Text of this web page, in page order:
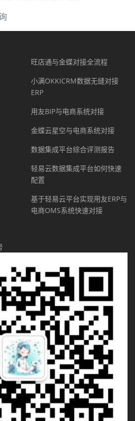
旺店通与金蝶对接全流程
小满OKKICRM数据无缝对接
ERP
用友BIP与电商系统对接
金蝶云星空与电商系统对接
数据集成平台综合评测报告
轻易云数据集成平台如何快速
配置
基于轻易云平台实现用友ERP与
电商OMS系统快速对接